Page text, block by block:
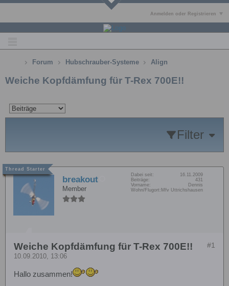
Anmelden oder Registrieren
Forum Hubschrauber-Systeme Align
Weiche Kopfdämfung für T-Rex 700E!!
Filter
breakout
Member
Dabei seit:
16.11.2009
Beiträge:
431
Vorname:
Dennis
Wohn/Flugort: Mfv Uttrichshausen
#1
Weiche Kopfdämfung für T-Rex 700E!!
10.09.2010, 13:06
Hallo zusammen!